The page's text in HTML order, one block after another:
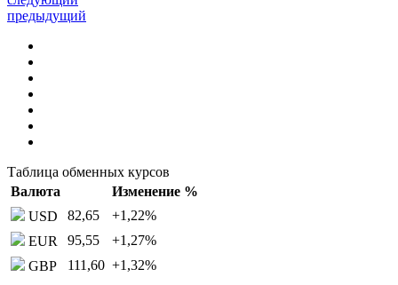
предыдущий
Таблица обменных курсов
Валюта
Изменение %
USD
82,65 +1,22%
EUR
95,55 +1,27%
GBP
111,60 +1,32%